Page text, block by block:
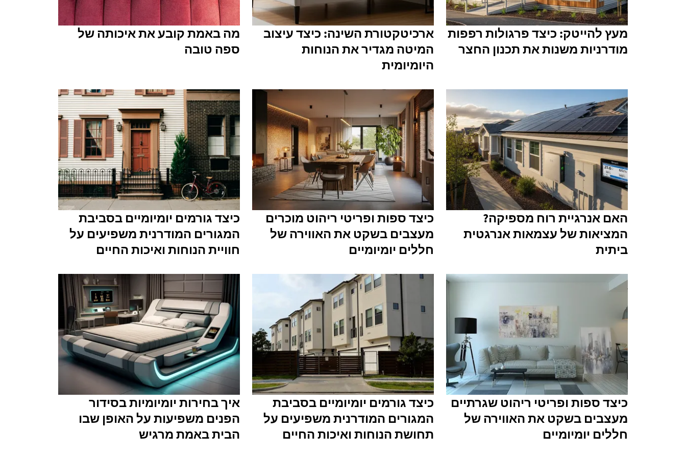
מעץ להייטק: כיצד פרגולות רפפות
מודרניות משנות את תכנון החצר
ארכיטקטורת השינה: כיצד עיצוב
המיטה מגדיר את הנוחות
היומיומית
מה באמת קובע את איכותה של
ספה טובה
האם אנרגיית רוח מספיקה?
המציאות של עצמאות אנרגטית
ביתית
כיצד ספות ופריטי ריהוט מוכרים
מעצבים בשקט את האווירה של
חללים יומיומיים
כיצד גורמים יומיומיים בסביבת
המגורים המודרנית משפיעים על
חוויית הנוחות ואיכות החיים
כיצד ספות ופריטי ריהוט שגרתיים
מעצבים בשקט את האווירה של
חללים יומיומיים
כיצד גורמים יומיומיים בסביבת
המגורים המודרנית משפיעים על
תחושת הנוחות ואיכות החיים
איך בחירות יומיומיות בסידור
הפנים משפיעות על האופן שבו
הבית באמת מרגיש